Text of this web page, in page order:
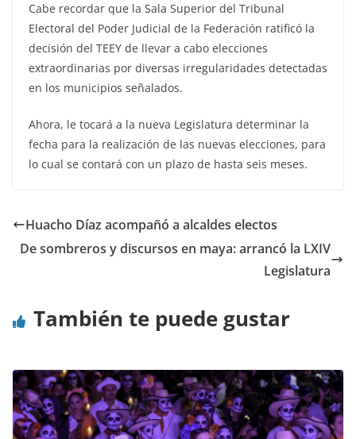
Cabe recordar que la Sala Superior del Tribunal
Electoral del Poder Judicial de la Federación ratificó la
decisión del TEEY de llevar a cabo elecciones
extraordinarias por diversas irregularidades detectadas
en los municipios señalados.
Ahora, le tocará a la nueva Legislatura determinar la
fecha para la realización de las nuevas elecciones, para
lo cual se contará con un plazo de hasta seis meses.
Huacho Díaz acompañó a alcaldes electos
De sombreros y discursos en maya: arrancó la LXIV
Legislatura
También te puede gustar